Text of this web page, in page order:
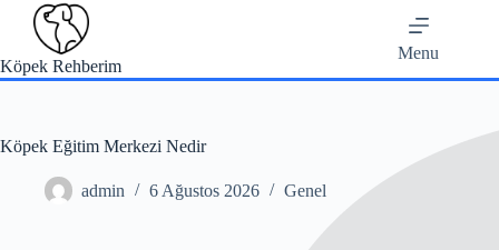
content
Köpek Rehberim
Menu
Köpek Eğitim Merkezi Nedir
admin 6 Ağustos 2026 Genel